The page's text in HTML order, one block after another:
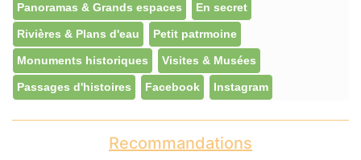
Panoramas & Grands espaces En secret
Rivières & Plans d'eau Petit patrmoine
Monuments historiques Visites & Musées
Passages d'histoires Facebook Instagram
Recommandations